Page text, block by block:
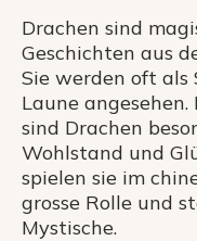
Drachen sind
Geschichten aus
Sie werden oft
Laune
sind Drachen
Wohlstand und
spielen sie im
grosse Rolle und
Mystische.